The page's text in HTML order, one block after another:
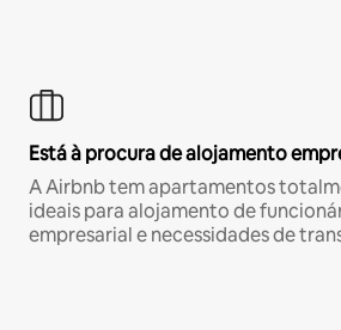
Está à procura de alojamento
A Airbnb tem apartamentos
ideais para alojamento de
empresarial e necessidades de